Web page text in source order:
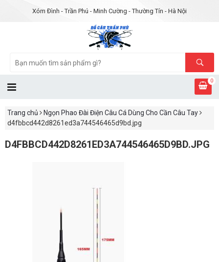
Xóm Đình - Trần Phú - Minh Cường - Thường Tín - Hà Nội
0
Trang chủ
Ngọn Phao Đài Điện Câu Cá Dùng Cho Cần Câu Tay
d4fbbcd442d8261ed3a744546465d9bd.jpg
D4FBBCD442D8261ED3A744546465D9BD.JPG